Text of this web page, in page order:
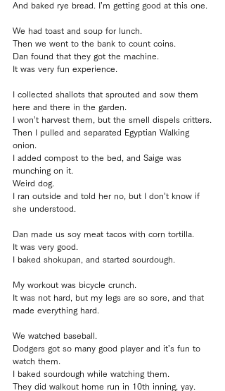
And baked rye bread. I’m getting good at this one.
We had toast and soup for lunch.
Then we went to the bank to count coins.
Dan found that they got the machine.
It was very fun experience.
I collected shallots that sprouted and sow them
here and there in the garden.
I won’t harvest them, but the smell dispels critters.
Then I pulled and separated Egyptian Walking
onion.
I added compost to the bed, and Saige was
munching on it.
Weird dog.
I ran outside and told her no, but I don’t know if
she understood.
Dan made us soy meat tacos with corn tortilla.
It was very good.
I baked shokupan, and started sourdough.
My workout was bicycle crunch.
It was not hard, but my legs are so sore, and that
made everything hard.
We watched baseball.
Dodgers got so many good player and it’s fun to
watch them.
I baked sourdough while watching them.
They did walkout home run in 10th inning, yay.